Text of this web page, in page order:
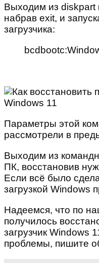
Выходим из diskpart
набрав exit, и
загрузчика:
Параметры этой
рассмотрели в
Выходим из
ПК, восстановив
Если всё было
загрузкой Windows
Надеемся, что по
получилось
загрузчик Windows
проблемы, пишите